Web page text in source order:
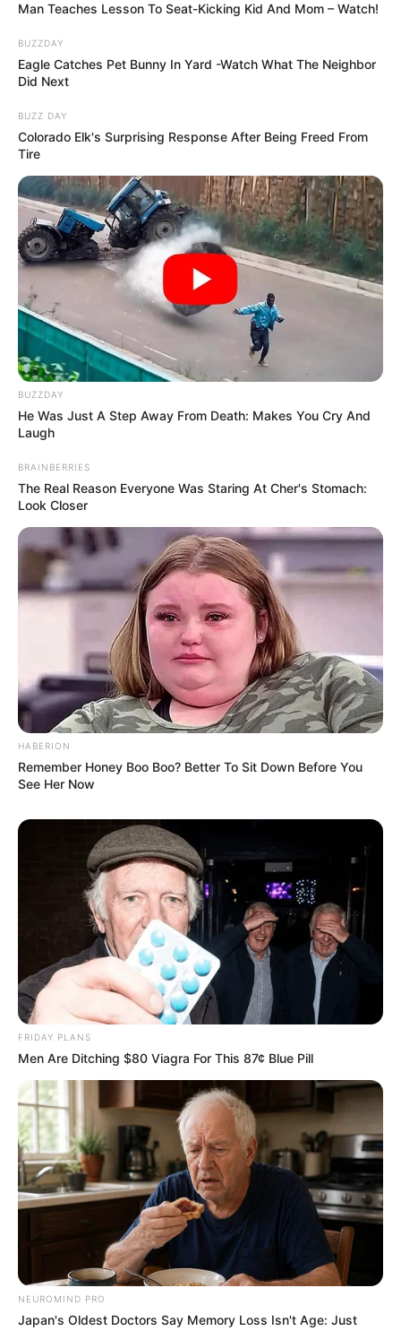
Man Teaches Lesson To Seat-Kicking Kid And Mom – Watch!
BUZZDAY
Eagle Catches Pet Bunny In Yard -Watch What The Neighbor
Did Next
BUZZ DAY
Colorado Elk's Surprising Response After Being Freed From
Tire
BUZZDAY
He Was Just A Step Away From Death: Makes You Cry And
Laugh
BRAINBERRIES
The Real Reason Everyone Was Staring At Cher's Stomach:
Look Closer
HABERION
Remember Honey Boo Boo? Better To Sit Down Before You
See Her Now
FRIDAY PLANS
Men Are Ditching $80 Viagra For This 87¢ Blue Pill
NEUROMIND PRO
Japan's Oldest Doctors Say Memory Loss Isn't Age: Just